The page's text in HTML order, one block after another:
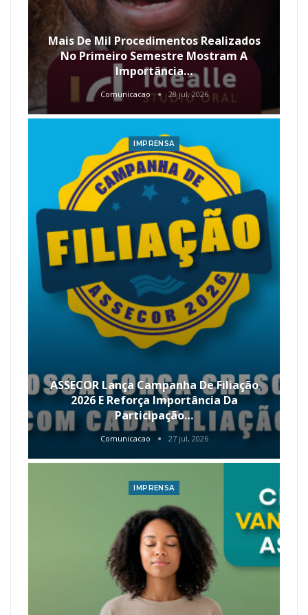
Mais De Mil Procedimentos Realizados
No Primeiro Semestre Mostram A
Importância…
Comunicacao 28 jul, 2026
IMPRENSA
ASSECOR Lança Campanha De Filiação
2026 E Reforça Importância Da
Participação…
Comunicacao 27 jul, 2026
IMPRENSA